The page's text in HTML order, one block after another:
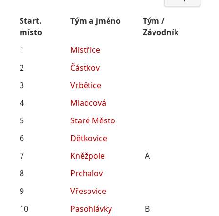
Start.
místo
Tým a jméno
Tým /
Závodník
1
Mistřice
2
Částkov
3
Vrbětice
4
Mladcová
5
Staré Město
6
Dětkovice
7
Kněžpole
A
8
Prchalov
9
Vřesovice
10
Pasohlávky B